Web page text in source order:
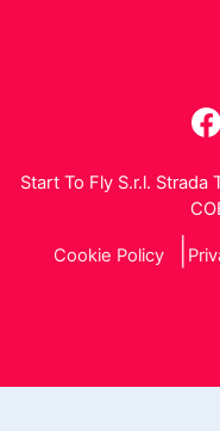
Start To Fly S.r.l. Strada
Cookie Policy